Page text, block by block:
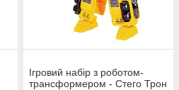
Ігровий набір з роботом-
трансформером - Стего Трон